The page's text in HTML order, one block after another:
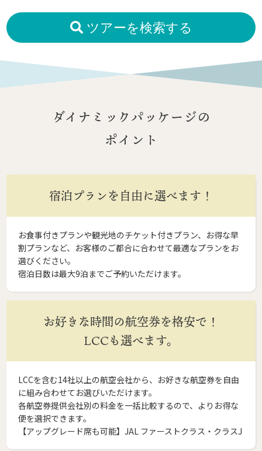
ツアーを検索する
ダイナミックパッケージの
ポイント
宿泊プランを自由に選べます！
お食事付きプランや観光地のチケット付きプラン、お得な早
割プランなど、お客様のご都合に合わせて最適なプランをお
選びください。
宿泊日数は最大9泊までご予約いただけます。
お好きな時間の航空券を格安で！
LCCも選べます。
LCCを含む14社以上の航空会社から、お好きな航空券を自由
に組み合わせてお選びいただけます。
各航空券提供会社別の料金を一括比較するので、よりお得な
便を選択できます。
【アップグレード席も可能】JAL ファーストクラス・クラスJ